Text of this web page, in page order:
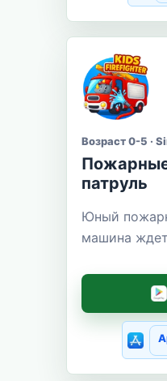
Возраст 0-5 ·
патруль
Юный
машина